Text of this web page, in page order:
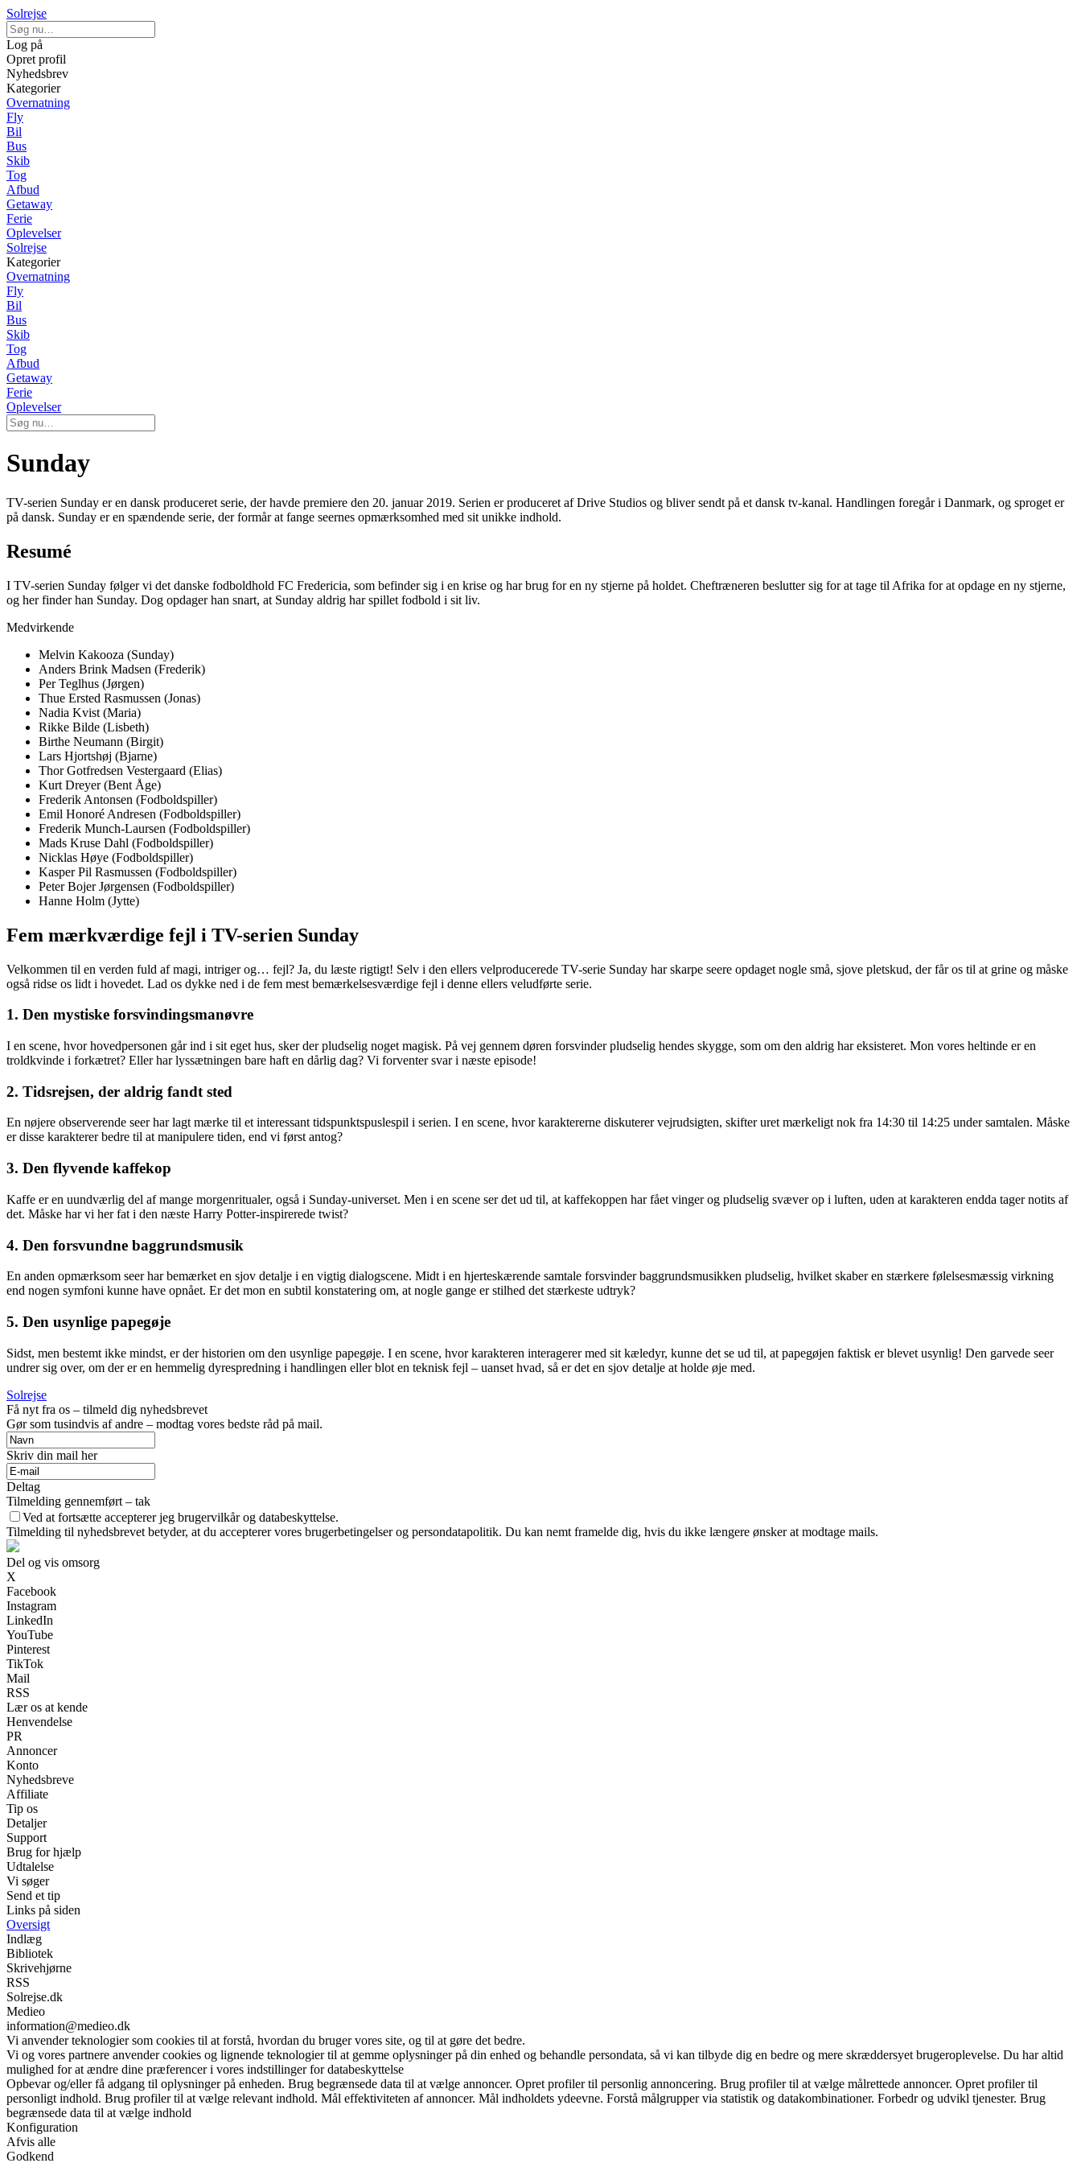
Solrejse
Log på
Opret profil
Nyhedsbrev
Kategorier
Overnatning
Fly
Bil
Bus
Skib
Tog
Afbud
Getaway
Ferie
Oplevelser
Solrejse
Kategorier
Overnatning
Fly
Bil
Bus
Skib
Tog
Afbud
Getaway
Ferie
Oplevelser
Sunday
TV-serien Sunday er en dansk produceret serie, der havde premiere den 20. januar 2019. Serien er produceret af Drive Studios og bliver sendt på et dansk tv-kanal. Handlingen foregår i Danmark, og sproget er
på dansk. Sunday er en spændende serie, der formår at fange seernes opmærksomhed med sit unikke indhold.
Resumé
I TV-serien Sunday følger vi det danske fodboldhold FC Fredericia, som befinder sig i en krise og har brug for en ny stjerne på holdet. Cheftræneren beslutter sig for at tage til Afrika for at opdage en ny stjerne,
og her finder han Sunday. Dog opdager han snart, at Sunday aldrig har spillet fodbold i sit liv.
Medvirkende
Melvin Kakooza (Sunday)
Anders Brink Madsen (Frederik)
Per Teglhus (Jørgen)
Thue Ersted Rasmussen (Jonas)
Nadia Kvist (Maria)
Rikke Bilde (Lisbeth)
Birthe Neumann (Birgit)
Lars Hjortshøj (Bjarne)
Thor Gotfredsen Vestergaard (Elias)
Kurt Dreyer (Bent Åge)
Frederik Antonsen (Fodboldspiller)
Emil Honoré Andresen (Fodboldspiller)
Frederik Munch-Laursen (Fodboldspiller)
Mads Kruse Dahl (Fodboldspiller)
Nicklas Høye (Fodboldspiller)
Kasper Pil Rasmussen (Fodboldspiller)
Peter Bojer Jørgensen (Fodboldspiller)
Hanne Holm (Jytte)
Fem mærkværdige fejl i TV-serien Sunday
Velkommen til en verden fuld af magi, intriger og… fejl? Ja, du læste rigtigt! Selv i den ellers velproducerede TV-serie Sunday har skarpe seere opdaget nogle små, sjove pletskud, der får os til at grine og måske
også ridse os lidt i hovedet. Lad os dykke ned i de fem mest bemærkelsesværdige fejl i denne ellers veludførte serie.
1. Den mystiske forsvindingsmanøvre
I en scene, hvor hovedpersonen går ind i sit eget hus, sker der pludselig noget magisk. På vej gennem døren forsvinder pludselig hendes skygge, som om den aldrig har eksisteret. Mon vores heltinde er en
troldkvinde i forkætret? Eller har lyssætningen bare haft en dårlig dag? Vi forventer svar i næste episode!
2. Tidsrejsen, der aldrig fandt sted
En nøjere observerende seer har lagt mærke til et interessant tidspunktspuslespil i serien. I en scene, hvor karaktererne diskuterer vejrudsigten, skifter uret mærkeligt nok fra 14:30 til 14:25 under samtalen. Måske
er disse karakterer bedre til at manipulere tiden, end vi først antog?
3. Den flyvende kaffekop
Kaffe er en uundværlig del af mange morgenritualer, også i Sunday-universet. Men i en scene ser det ud til, at kaffekoppen har fået vinger og pludselig svæver op i luften, uden at karakteren endda tager notits af
det. Måske har vi her fat i den næste Harry Potter-inspirerede twist?
4. Den forsvundne baggrundsmusik
En anden opmærksom seer har bemærket en sjov detalje i en vigtig dialogscene. Midt i en hjerteskærende samtale forsvinder baggrundsmusikken pludselig, hvilket skaber en stærkere følelsesmæssig virkning
end nogen symfoni kunne have opnået. Er det mon en subtil konstatering om, at nogle gange er stilhed det stærkeste udtryk?
5. Den usynlige papegøje
Sidst, men bestemt ikke mindst, er der historien om den usynlige papegøje. I en scene, hvor karakteren interagerer med sit kæledyr, kunne det se ud til, at papegøjen faktisk er blevet usynlig! Den garvede seer
undrer sig over, om der er en hemmelig dyrespredning i handlingen eller blot en teknisk fejl – uanset hvad, så er det en sjov detalje at holde øje med.
Solrejse
Få nyt fra os – tilmeld dig nyhedsbrevet
Gør som tusindvis af andre – modtag vores bedste råd på mail.
Skriv din mail her
Deltag
Tilmelding gennemført – tak
Ved at fortsætte accepterer jeg brugervilkår og databeskyttelse.
Tilmelding til nyhedsbrevet betyder, at du accepterer vores brugerbetingelser og persondatapolitik. Du kan nemt framelde dig, hvis du ikke længere ønsker at modtage mails.
Del og vis omsorg
X
Facebook
Instagram
LinkedIn
YouTube
Pinterest
TikTok
Mail
RSS
Lær os at kende
Henvendelse
PR
Annoncer
Konto
Nyhedsbreve
Affiliate
Tip os
Detaljer
Support
Brug for hjælp
Udtalelse
Vi søger
Send et tip
Links på siden
Oversigt
Indlæg
Bibliotek
Skrivehjørne
RSS
Solrejse.dk
Medieo
information@medieo.dk
Vi anvender teknologier som cookies til at forstå, hvordan du bruger vores site, og til at gøre det bedre.
Vi og vores partnere anvender cookies og lignende teknologier til at gemme oplysninger på din enhed og behandle persondata, så vi kan tilbyde dig en bedre og mere skræddersyet brugeroplevelse. Du har altid
mulighed for at ændre dine præferencer i vores indstillinger for databeskyttelse
Opbevar og/eller få adgang til oplysninger på enheden. Brug begrænsede data til at vælge annoncer. Opret profiler til personlig annoncering. Brug profiler til at vælge målrettede annoncer. Opret profiler til
personligt indhold. Brug profiler til at vælge relevant indhold. Mål effektiviteten af annoncer. Mål indholdets ydeevne. Forstå målgrupper via statistik og datakombinationer. Forbedr og udvikl tjenester. Brug
begrænsede data til at vælge indhold
Konfiguration
Afvis alle
Godkend